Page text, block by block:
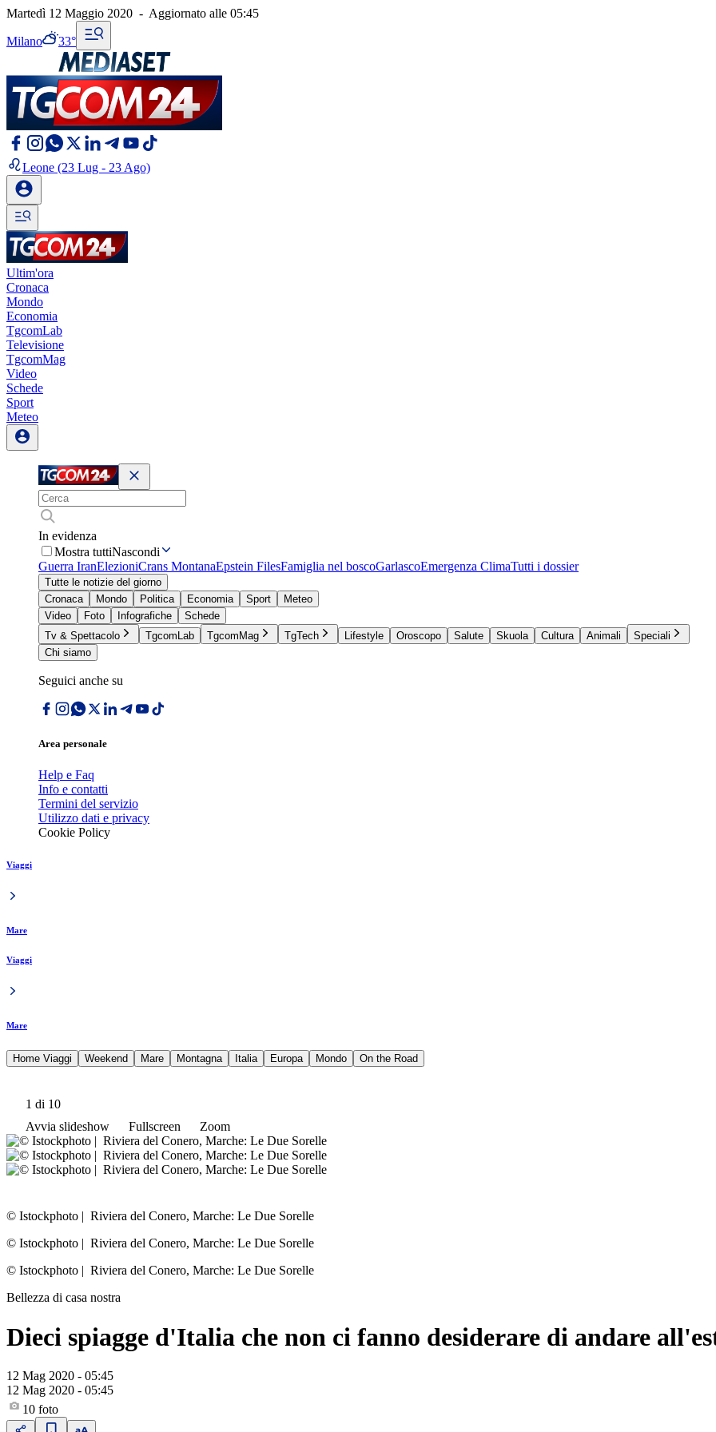
Martedì 12 Maggio 2020 - Aggiornato alle 05:45
Milano 33°
Leone (23 Lug - 23 Ago)
Ultim'ora
Cronaca
Mondo
Economia
TgcomLab
Televisione
TgcomMag
Video
Schede
Sport
Meteo
In evidenza
Mostra tuttiNascondi
Guerra IranElezioniCrans MontanaEpstein FilesFamiglia nel boscoGarlascoEmergenza ClimaTutti i dossier
Tutte le notizie del giorno
Cronaca
Mondo Politica Economia Sport
Meteo
Video
Foto Infografiche
Schede
Tv & Spettacolo
TgcomLab TgcomMag TgTech Lifestyle Oroscopo Salute Skuola Cultura Animali
Speciali
Chi siamo
Seguici anche su
Area personale
Help e Faq
Info e contatti
Termini del servizio
Utilizzo dati e privacy
Cookie Policy
Viaggi
Mare
Viaggi
Mare
Home Viaggi Weekend Mare Montagna Italia Europa Mondo On the Road
1 di 10
Avvia slideshow
Fullscreen Zoom
© Istockphoto | Riviera del Conero, Marche: Le Due Sorelle
© Istockphoto | Riviera del Conero, Marche: Le Due Sorelle
© Istockphoto | Riviera del Conero, Marche: Le Due Sorelle
Bellezza di casa nostra
Dieci spiagge d'Italia che non ci fanno desiderare di andare
12 Mag 2020 - 05:45
12 Mag 2020 - 05:45
10 foto